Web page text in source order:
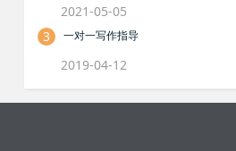
2021-05-05
3
一对一写作指导
2019-04-12